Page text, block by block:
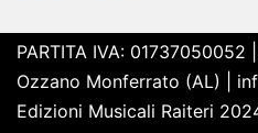
PARTITA IVA:
Ozzano Monferrato (AL) |
Edizioni Musicali Raiteri